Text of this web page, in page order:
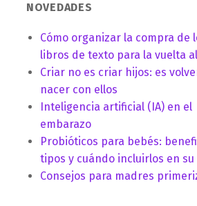
NOVEDADES
Cómo organizar la compra de
libros de texto para la vuelta
Criar no es criar hijos: es
nacer con ellos
Inteligencia artificial (IA) en el
embarazo
Probióticos para bebés:
tipos y cuándo incluirlos en su
Consejos para madres